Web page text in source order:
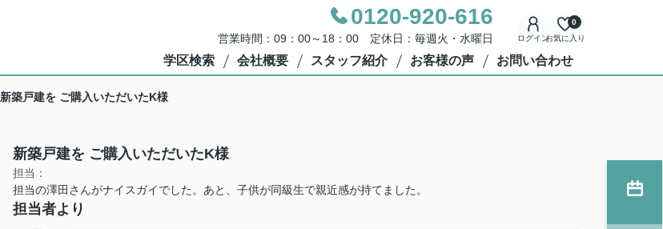
0120-920-616
営業時間：09：00～18：00 定休日：毎週火・水曜日 ログインお気に入り
0
学区検索 会社概要 スタッフ紹介 お客様の声 お問い合わせ
新築戸建を ご購入いただいたK様
新築戸建を ご購入いただいたK様
担当：
担当の澤田さんがナイスガイでした。あと、子供が同級生で親近感が持てました。
担当者より